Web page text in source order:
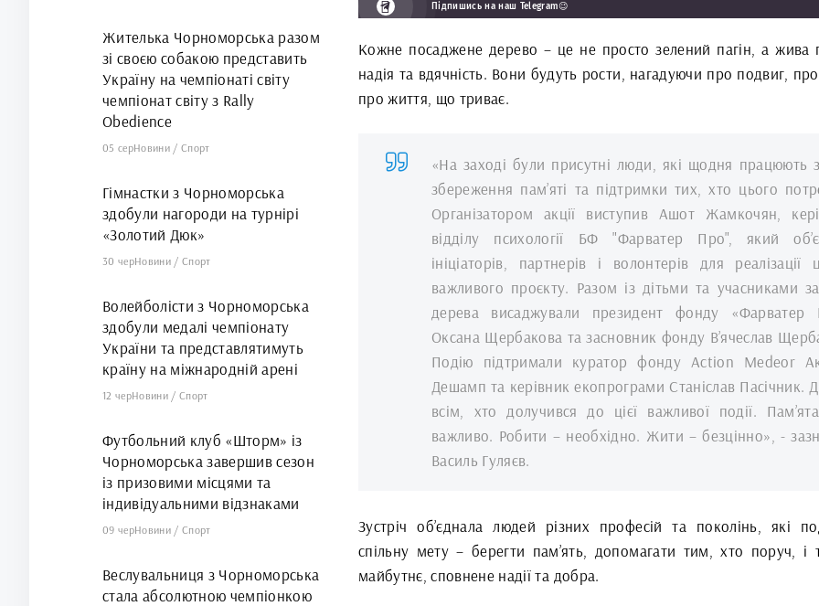
Підпишись на наш Telegram😉
Кожне посаджене дерево – це не просто зелений пагін, а жива
надія та вдячність. Вони будуть рости, нагадуючи про подвиг,
про життя, що триває.
«На заході були присутні люди, які щодня працюють
збереження пам’яті та підтримки тих, хто цього
Організатором акції виступив Ашот Жамкочян,
відділу психології БФ "Фарватер Про", який
ініціаторів, партнерів і волонтерів для реалізації
важливого проєкту. Разом із дітьми та учасниками
дерева висаджували президент фонду «Фарватер
Оксана Щербакова та засновник фонду В’ячеслав
Подію підтримали куратор фонду Action Medeor
Дешамп та керівник екопрограми Станіслав Пасічник.
всім, хто долучився до цієї важливої події.
важливо. Робити – необхідно. Жити – безцінно», -
Василь Гуляєв.
Зустріч об’єднала людей різних професій та поколінь, які
спільну мету – берегти пам’ять, допомагати тим, хто поруч, і
майбутнє, сповнене надії та добра.
Жителька Чорноморська разом
зі своєю собакою представить
Україну на чемпіонаті світу
чемпіонат світу з Rally
Obedience
05 серНовини /Спорт
Гімнастки з Чорноморська
здобули нагороди на турнірі
«Золотий Дюк»
30 черНовини /Спорт
Волейболісти з Чорноморська
здобули медалі чемпіонату
України та представлятимуть
країну на міжнародній арені
12 черНовини /Спорт
Футбольний клуб «Шторм» із
Чорноморська завершив сезон
із призовими місцями та
індивідуальними відзнаками
09 черНовини /Спорт
Веслувальниця з Чорноморська
стала абсолютною чемпіонкою